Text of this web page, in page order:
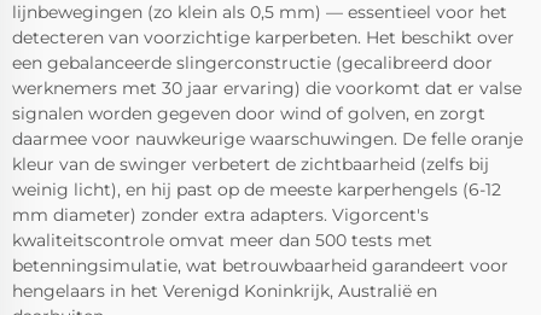
lijnbewegingen (zo klein als 0,5 mm) — essentieel voor het
detecteren van voorzichtige karperbeten. Het beschikt over
een gebalanceerde slingerconstructie (gecalibreerd door
werknemers met 30 jaar ervaring) die voorkomt dat er valse
signalen worden gegeven door wind of golven, en zorgt
daarmee voor nauwkeurige waarschuwingen. De felle oranje
kleur van de swinger verbetert de zichtbaarheid (zelfs bij
weinig licht), en hij past op de meeste karperhengels (6-12
mm diameter) zonder extra adapters. Vigorcent's
kwaliteitscontrole omvat meer dan 500 tests met
betenningsimulatie, wat betrouwbaarheid garandeert voor
hengelaars in het Verenigd Koninkrijk, Australië en